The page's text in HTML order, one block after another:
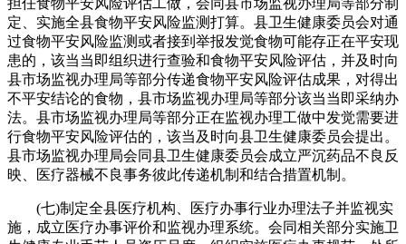
担任食物平安风险评估工做，会同县市场监视办理局等部分制
定、实施全县食物平安风险监测打算。县卫生健康委员会对通
过食物平安风险监测或者接到举报发觉食物可能存正在平安现
患的，该当当即组织进行查验和食物平安风险评估，并及时向
县市场监视办理局等部分传递食物平安风险评估成果，对得出
不平安结论的食物，县市场监视办理局等部分该当当即采纳办
法。县市场监视办理局等部分正在监视办理工做中发觉需要进
行食物平安风险评估的，该当及时向县卫生健康委员会提出。
县市场监视办理局会同县卫生健康委员会成立严沉药品不良反
映、医疗器械不良事务彼此传递机制和结合措置机制。
(七)制定全县医疗机构、医疗办事行业办理法子并监视实
施，成立医疗办事评价和监视办理系统。会同相关部分实施卫